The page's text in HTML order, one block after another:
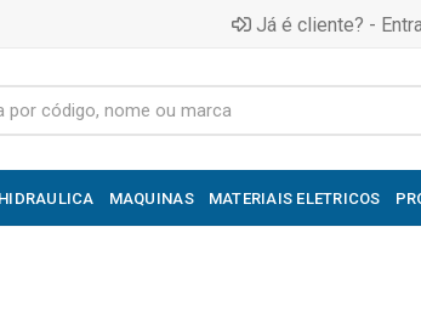
Já é cliente? -
MAQUINAS MATERIAIS ELETRICOS